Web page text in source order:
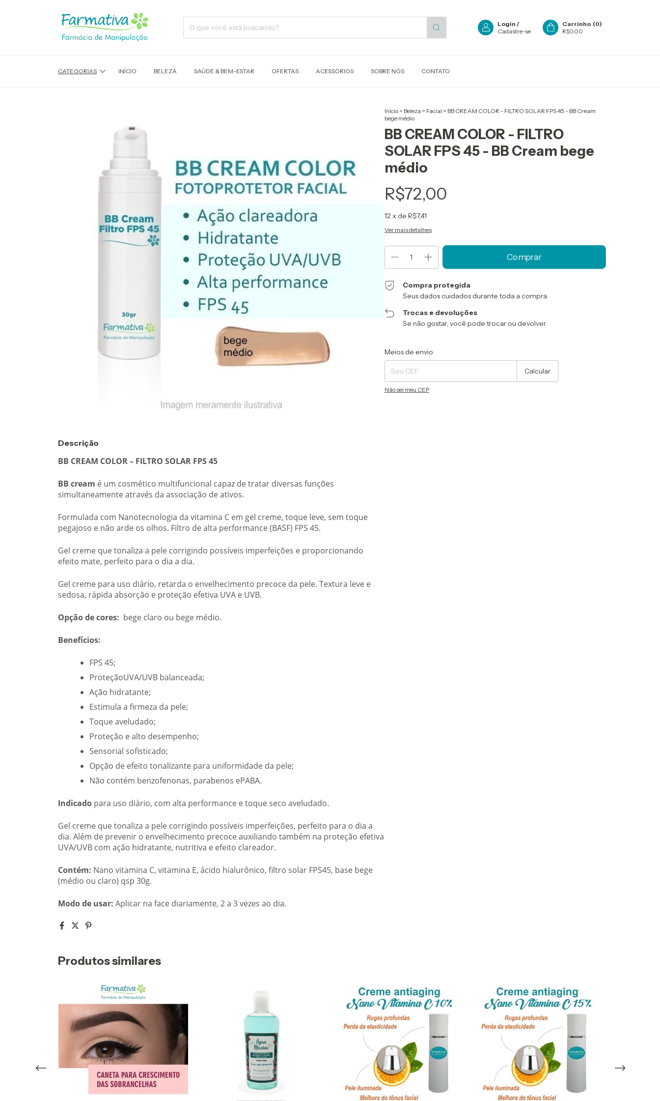
Login /
Cadastre-se
Carrinho (0)
R$0,00
CATEGORIAS INÍCIO BELEZA SAÚDE & BEM-ESTAR OFERTAS ACESSÓRIOS SOBRE NÓS CONTATO
Início > Beleza > Facial > BB CREAM COLOR - FILTRO SOLAR FPS 45 - BB Cream
bege médio
BB CREAM COLOR - FILTRO
SOLAR FPS 45 - BB Cream bege
médio
R$72,00
12x de R$7,41
Ver mais detalhes
Compra protegida
Seus dados cuidados durante toda a compra.
Trocas e devoluções
Se não gostar, você pode trocar ou devolver.
Entregas para o CEP:
Meios de envio
Calcular
Não sei meu CEP
Descrição
BB CREAM COLOR – FILTRO SOLAR FPS 45
BB cream é um cosmético multifuncional capaz de tratar diversas funções
simultaneamente através da associação de ativos.
Formulada com Nanotecnologia da vitamina C em gel creme, toque leve, sem toque
pegajoso e não arde os olhos. Filtro de alta performance (BASF) FPS 45.
Gel creme que tonaliza a pele corrigindo possíveis imperfeições e proporcionando
efeito mate, perfeito para o dia a dia.
Gel creme para uso diário, retarda o envelhecimento precoce da pele. Textura leve e
sedosa, rápida absorção e proteção efetiva UVA e UVB.
Opção de cores: bege claro ou bege médio.
Benefícios:
FPS 45;
ProteçãoUVA/UVB balanceada;
Ação hidratante;
Estimula a firmeza da pele;
Toque aveludado;
Proteção e alto desempenho;
Sensorial sofisticado;
Opção de efeito tonalizante para uniformidade da pele;
Não contém benzofenonas, parabenos ePABA.
Indicado para uso diário, com alta performance e toque seco aveludado.
Gel creme que tonaliza a pele corrigindo possíveis imperfeições, perfeito para o dia a
dia. Além de prevenir o envelhecimento precoce auxiliando também na proteção efetiva
UVA/UVB com ação hidratante, nutritiva e efeito clareador.
Contém: Nano vitamina C, vitamina E, ácido hialurônico, filtro solar FPS45, base bege
(médio ou claro) qsp 30g.
Modo de usar: Aplicar na face diariamente, 2 a 3 vezes ao dia.
Produtos similares